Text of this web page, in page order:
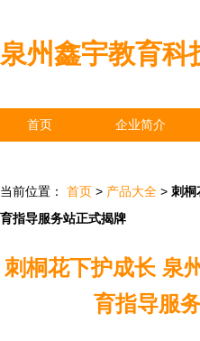
泉州鑫宇教育科
首页 企业简介
当前位置： 首页 > 产品大全 > 刺桐
育指导服务站正式揭牌
刺桐花下护成长 泉
育指导服